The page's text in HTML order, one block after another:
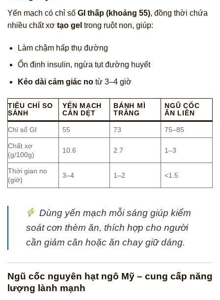
Yến mạch có chỉ số GI thấp (khoảng 55), đồng thời chứa
nhiều chất xơ tạo gel trong ruột non, giúp:
Làm chậm hấp thụ đường
Ổn định insulin, ngừa tụt đường huyết
Kéo dài cảm giác notừ 3–4 giờ
TIÊU CHÍ SO
SÁNH
YẾN MẠCH
CÁN DẸT
BÁNH MÌ
TRẮNG
NGŨ CỐC
ĂN LIỀN
Chỉ số GI 55 73 75–85
Chất xơ
(g/100g)
10.6 2.7 1–3
Thời gian no
(giờ)
3–4 1–2 <1.5
Dùng yến mạch mỗi sáng giúp kiểm
soát cơn thèm ăn, thích hợp cho người
cần giảm cân hoặc ăn chay giữ dáng.
Ngũ cốc nguyên hạt ngô Mỹ – cung cấp năng
lượng lành mạnh